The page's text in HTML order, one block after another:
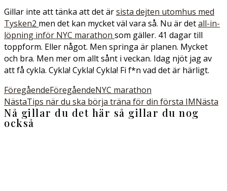
Gillar inte att tänka att det ärsista dejten utomhus med
Tysken2 men det kan mycket väl vara så. Nu är detall-in-
löpning inför NYC marathon som gäller. 41 dagar till
toppform. Eller något. Men springa är planen. Mycket
och bra. Men mer om allt sånt i veckan. Idag njöt jag av
att få cykla. Cykla! Cykla! Cykla! Fi f*n vad det är härligt.
FöregåendeFöregåendeNYC marathon
NästaTips när du ska börja träna för din första IMNästa
Nå gillar du det här så gillar du nog
också